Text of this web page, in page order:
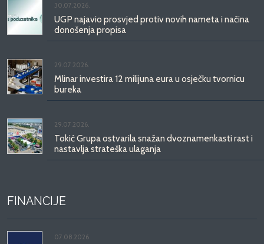
30.07.2026.
UGP najavio prosvjed protiv novih nameta i načina
donošenja propisa
29.07.2026.
Mlinar investira 12 milijuna eura u osječku tvornicu
bureka
29.07.2026.
Tokić Grupa ostvarila snažan dvoznamenkasti rast i
nastavlja strateška ulaganja
FINANCIJE
07.08.2026.